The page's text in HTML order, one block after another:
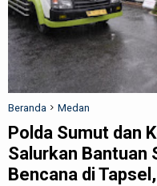
Beranda Medan
Polda Sumut dan
Salurkan Bantuan
Bencana di
EDUKASI
ADVETORIAL
REDAKSI